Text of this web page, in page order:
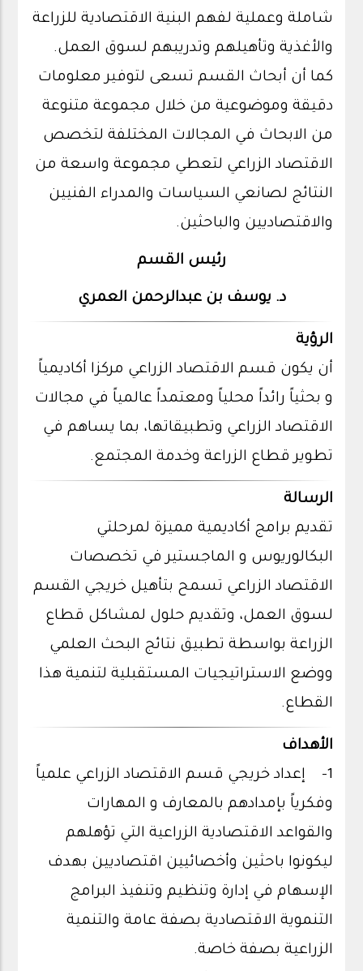
شاملة وعملية لفهم البنية الاقتصادية للزراعة
والأغذية وتأهيلهم وتدريبهم لسوق العمل.
كما أن أبحاث القسم تسعى لتوفير معلومات
دقيقة وموضوعية من خلال مجموعة متنوعة
من الابحاث في المجالات المختلفة لتخصص
الاقتصاد الزراعي لتعطي مجموعة واسعة من
النتائج لصانعي السياسات والمدراء الفنيين
والاقتصاديين والباحثين.
رئيس القسم
د. يوسف بن عبدالرحمن العمري
الرؤية
أن يكون قسم الاقتصاد الزراعي مركزا أكاديمياً
و بحثياً رائداً محلياً ومعتمداً عالمياً في مجالات
الاقتصاد الزراعي وتطبيقاتها، بما يساهم في
تطوير قطاع الزراعة وخدمة المجتمع.
الرسالة
تقديم برامج أكاديمية مميزة لمرحلتي
البكالوريوس و الماجستير في تخصصات
الاقتصاد الزراعي تسمح بتأهيل خريجي القسم
لسوق العمل، وتقديم حلول لمشاكل قطاع
الزراعة بواسطة تطبيق نتائج البحث العلمي
ووضع الاستراتيجيات المستقبلية لتنمية هذا
القطاع.
الأهداف
1- إعداد خريجي قسم الاقتصاد الزراعي علمياً
وفكرياً بإمدادهم بالمعارف و المهارات
والقواعد الاقتصادية الزراعية التي تؤهلهم
ليكونوا باحثين وأخصائيين اقتصاديين بهدف
الإسهام في إدارة وتنظيم وتنفيذ البرامج
التنموية الاقتصادية بصفة عامة والتنمية
الزراعية بصفة خاصة.